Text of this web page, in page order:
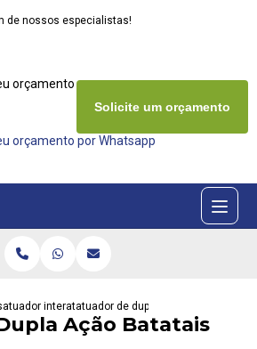
de nossos especialistas!
orçamento agora mesmo
orçamento por Whatsapp
Solicite um orçamento
atuador interativaatuador de dupla acao batatais
Ação Batatais